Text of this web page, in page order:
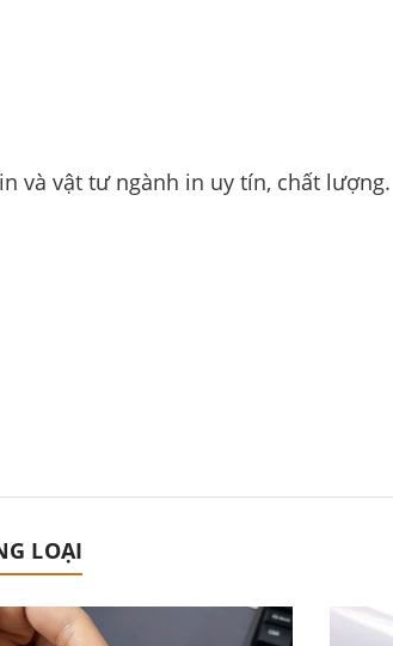
và vật tư ngành in uy tín, chất lượng.
LOẠI